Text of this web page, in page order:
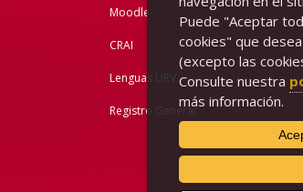
Moodle
CRAI
Lenguas URV
Registro General
Puede "Aceptar
cookies" que
(excepto las
Consulte nuestra
más información.